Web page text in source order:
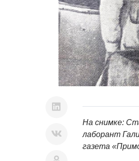
На снимке:
лаборант
газета